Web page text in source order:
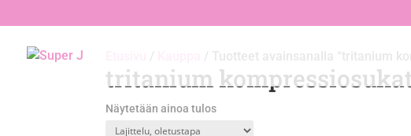
tritanium
Näytetään ainoa tulos